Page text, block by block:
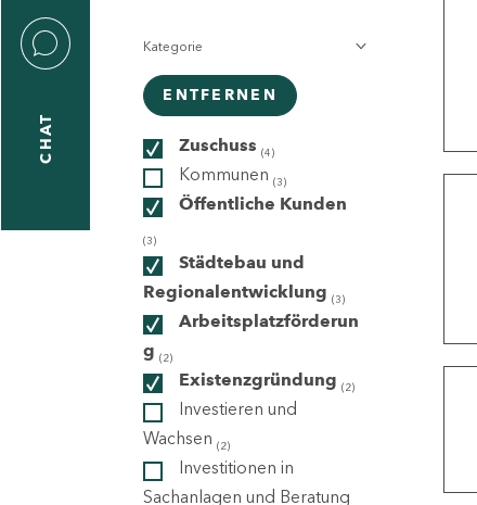
CHAT
Kategorie
ENTFERNEN
Zuschuss (4)
Kommunen (3)
Öffentliche Kunden
(3)
Städtebau und
Regionalentwicklung (3)
Arbeitsplatzförderun
g (2)
Existenzgründung (2)
Investieren und
Wachsen (2)
Investitionen in
Sachanlagen und Beratung